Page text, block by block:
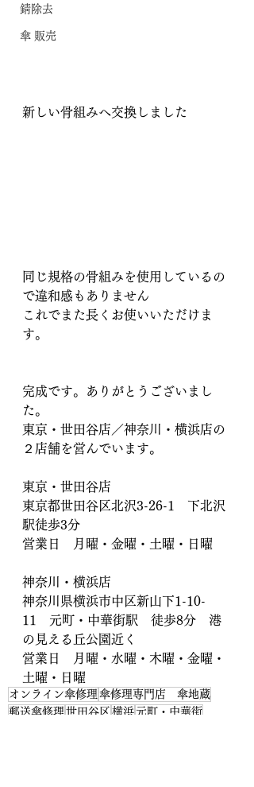
錆除去
傘 販売
新しい骨組みへ交換しました
同じ規格の骨組みを使用しているの
で違和感もありません
これでまた長くお使いいただけま
す。
完成です。ありがとうございまし
た。
東京・世田谷店／神奈川・横浜店の
２店舗を営んでいます。
東京・世田谷店
東京都世田谷区北沢3-26-1　下北沢
駅徒歩3分
営業日　月曜・金曜・土曜・日曜
神奈川・横浜店
神奈川県横浜市中区新山下1-10-
11　元町・中華街駅　徒歩8分　港
の見える丘公園近く
営業日　月曜・水曜・木曜・金曜・
土曜・日曜
オンライン傘修理 傘修理専門店 傘地蔵
郵送傘修理 世田谷区 横浜 元町・中華街